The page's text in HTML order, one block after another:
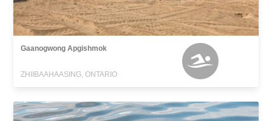
Gaanogwong Apgishmok
ZHIIBAAHAASING, ONTARIO